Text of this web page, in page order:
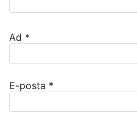
Ad *
E-posta *